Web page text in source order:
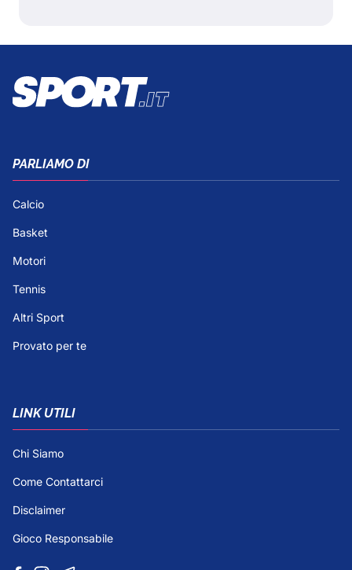
PARLIAMO DI
Calcio
Basket
Motori
Tennis
Altri Sport
Provato per te
LINK UTILI
Chi Siamo
Come Contattarci
Disclaimer
Gioco Responsabile